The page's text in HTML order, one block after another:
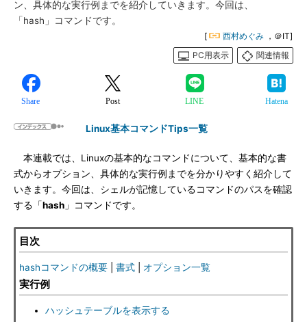
ン、具体的な実行例までを紹介していきます。今回は、
「hash」コマンドです。
[ 西村めぐみ ，＠IT]
PC用表示
関連情報
Share Post LINE Hatena
Linux基本コマンドTips一覧
本連載では、Linuxの基本的なコマンドについて、基本的な書
式からオプション、具体的な実行例までを分かりやすく紹介して
いきます。今回は、シェルが記憶しているコマンドのパスを確認
する「hash 」コマンドです。
目次
hashコマンドの概要 書式 オプション一覧
実行例
ハッシュテーブルを表示する